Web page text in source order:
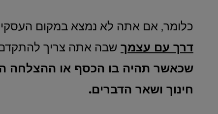
כלומר, אם אתה לא נמצא במקום
דרך עם עצמך שבה אתה צריך
שכאשר תהיה בו הכסף או ההצלחה
חינוך ושאר הדברים.